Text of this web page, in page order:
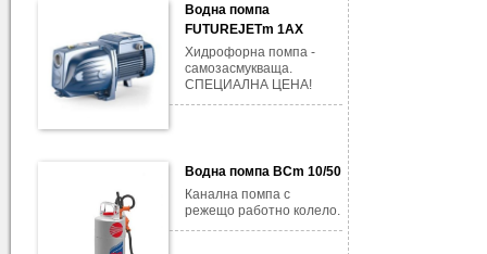
Водна помпа
FUTUREJETm 1AX
Хидрофорна помпа -
самозасмукваща.
СПЕЦИАЛНА ЦЕНА!
Водна помпа BCm 10/50
Канална помпа с
режещо работно колело.